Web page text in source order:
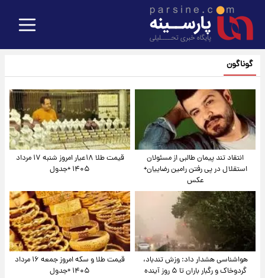
گوناگون
انتقاد تند پیمان طالبی از مسئولان
استقلال در پی رفتن رامین رضاییان+
عکس
قیمت طلا ۱۸عیار امروز شنبه ۱۷ مرداد
۱۴۰۵ +جدول
هواشناسی هشدار داد: وزش تندباد،
گردوخاک و رگبار باران تا ۵ روز آینده
قیمت طلا و سکه امروز جمعه ۱۶ مرداد
۱۴۰۵ +جدول